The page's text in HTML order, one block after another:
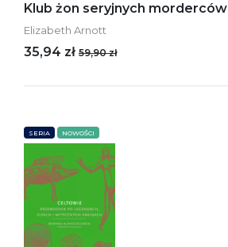
Klub żon seryjnych morderców
Elizabeth Arnott
35,94 zł 59,90 zł
SERIA NOWOŚCI